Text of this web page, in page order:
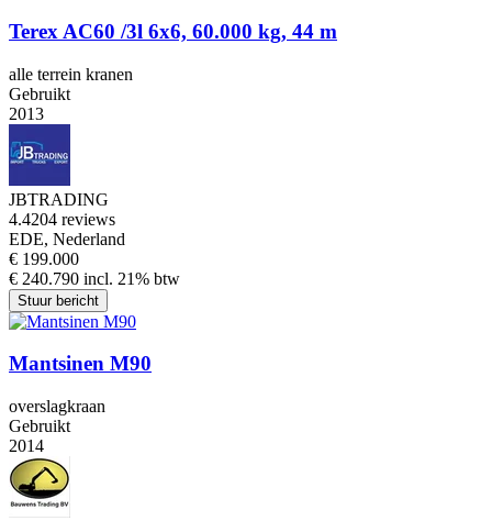
Terex AC60 /3l 6x6, 60.000 kg, 44 m
alle terrein kranen
Gebruikt
2013
JBTRADING
4.4204 reviews
EDE, Nederland
€ 199.000
€ 240.790 incl. 21% btw
Stuur bericht
Mantsinen M90
overslagkraan
Gebruikt
2014